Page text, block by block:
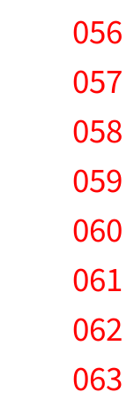
056
057
058
059
060
061
062
063